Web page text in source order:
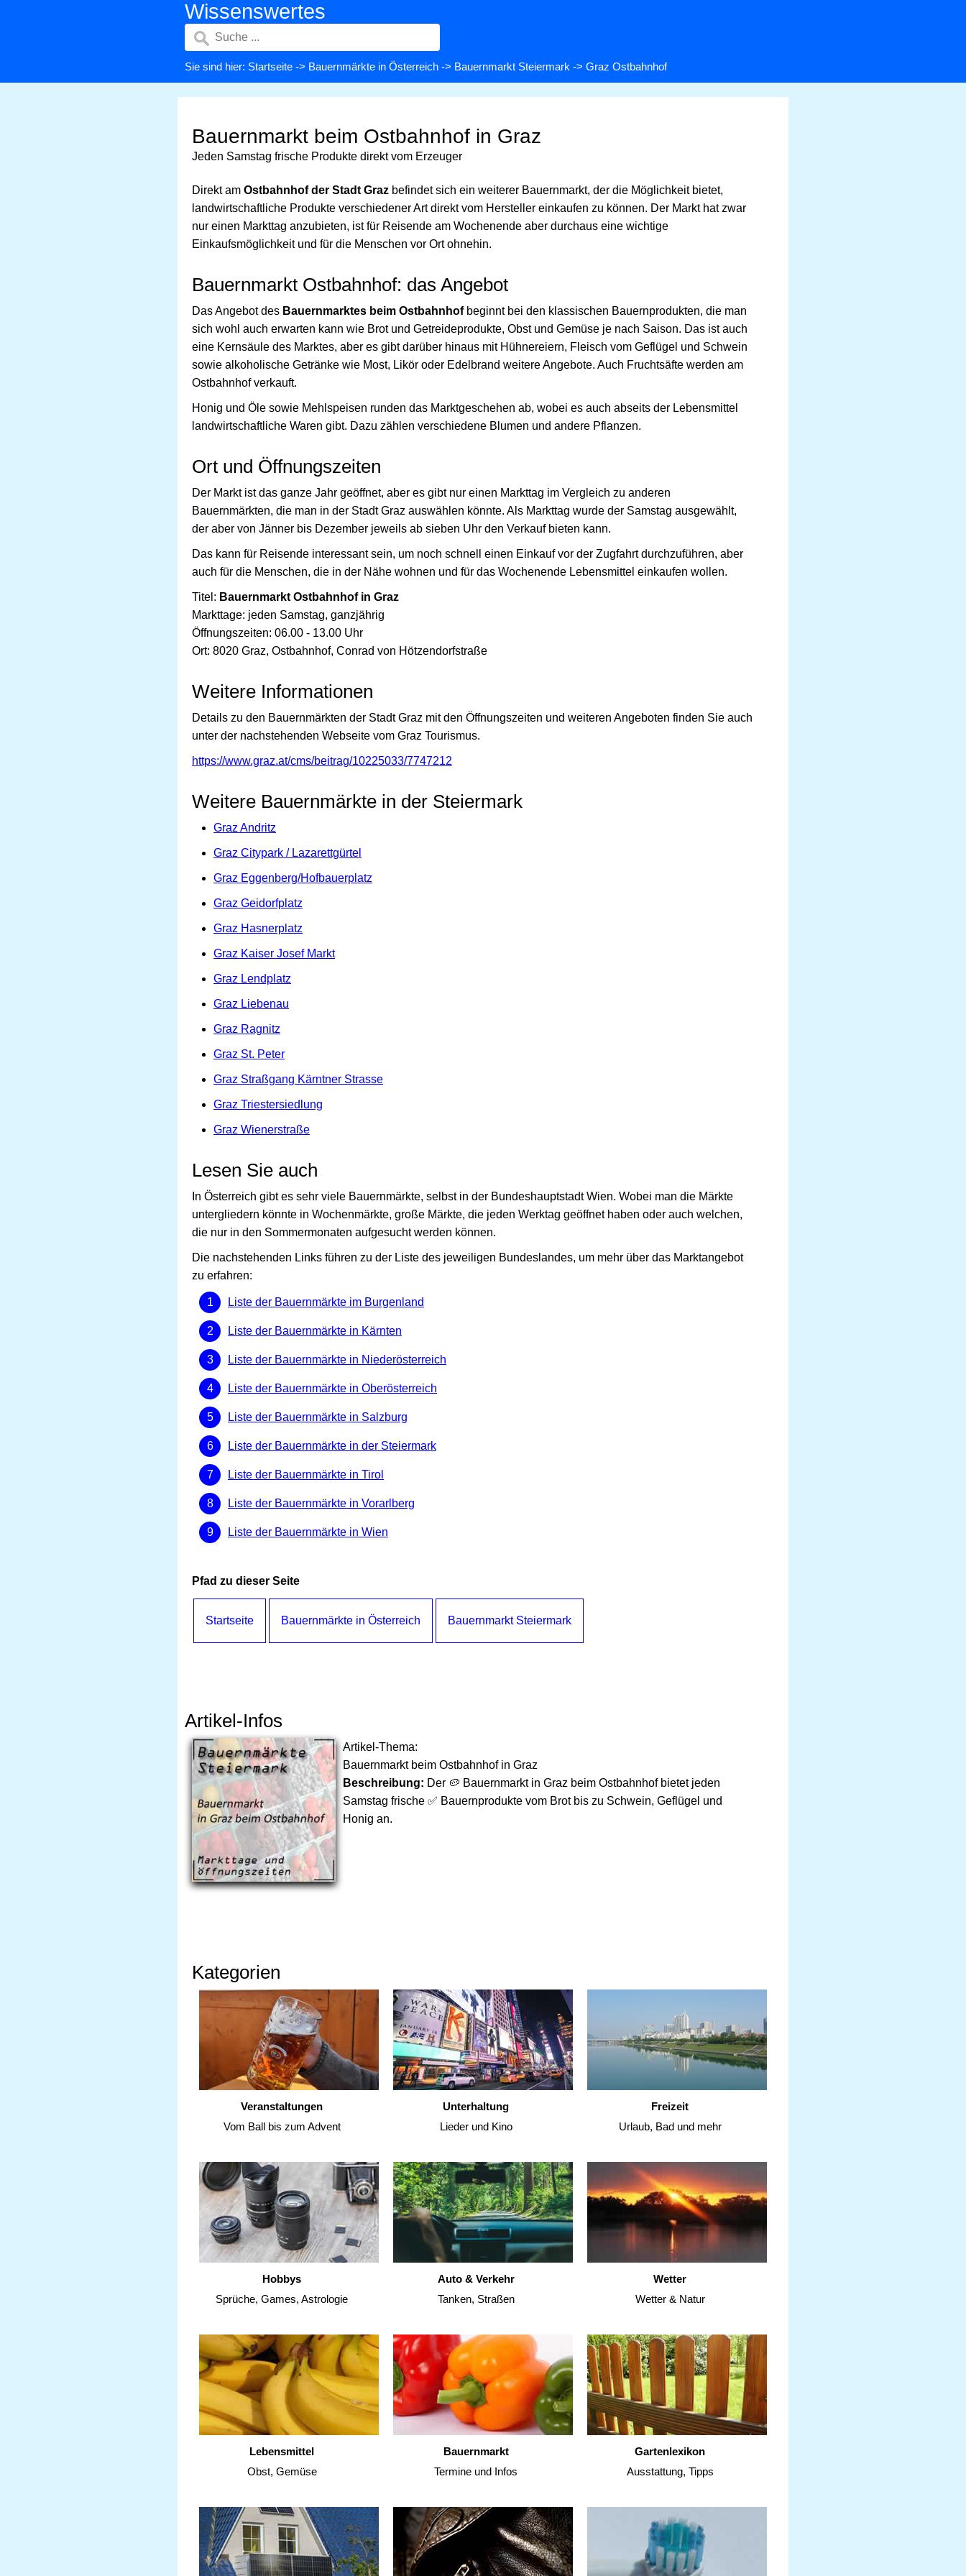
Wissenswertes
Sie sind hier: Startseite -> Bauernmärkte in Österreich -> Bauernmarkt Steiermark -> Graz Ostbahnhof
Bauernmarkt beim Ostbahnhof in Graz
Jeden Samstag frische Produkte direkt vom Erzeuger
Direkt am Ostbahnhof der Stadt Graz befindet sich ein weiterer Bauernmarkt, der die Möglichkeit bietet,
landwirtschaftliche Produkte verschiedener Art direkt vom Hersteller einkaufen zu können. Der Markt hat zwar
nur einen Markttag anzubieten, ist für Reisende am Wochenende aber durchaus eine wichtige
Einkaufsmöglichkeit und für die Menschen vor Ort ohnehin.
Bauernmarkt Ostbahnhof: das Angebot
Das Angebot des Bauernmarktes beim Ostbahnhofbeginnt bei den klassischen Bauernprodukten, die man
sich wohl auch erwarten kann wie Brot und Getreideprodukte, Obst und Gemüse je nach Saison. Das ist auch
eine Kernsäule des Marktes, aber es gibt darüber hinaus mit Hühnereiern, Fleisch vom Geflügel und Schwein
sowie alkoholische Getränke wie Most, Likör oder Edelbrand weitere Angebote. Auch Fruchtsäfte werden am
Ostbahnhof verkauft.
Honig und Öle sowie Mehlspeisen runden das Marktgeschehen ab, wobei es auch abseits der Lebensmittel
landwirtschaftliche Waren gibt. Dazu zählen verschiedene Blumen und andere Pflanzen.
Ort und Öffnungszeiten
Der Markt ist das ganze Jahr geöffnet, aber es gibt nur einen Markttag im Vergleich zu anderen
Bauernmärkten, die man in der Stadt Graz auswählen könnte. Als Markttag wurde der Samstag ausgewählt,
der aber von Jänner bis Dezember jeweils ab sieben Uhr den Verkauf bieten kann.
Das kann für Reisende interessant sein, um noch schnell einen Einkauf vor der Zugfahrt durchzuführen, aber
auch für die Menschen, die in der Nähe wohnen und für das Wochenende Lebensmittel einkaufen wollen.
Titel: Bauernmarkt Ostbahnhof in Graz
Markttage: jeden Samstag, ganzjährig
Öffnungszeiten: 06.00 - 13.00 Uhr
Ort: 8020 Graz, Ostbahnhof, Conrad von Hötzendorfstraße
Weitere Informationen
Details zu den Bauernmärkten der Stadt Graz mit den Öffnungszeiten und weiteren Angeboten finden Sie auch
unter der nachstehenden Webseite vom Graz Tourismus.
https://www.graz.at/cms/beitrag/10225033/7747212
Weitere Bauernmärkte in der Steiermark
Graz Andritz
Graz Citypark / Lazarettgürtel
Graz Eggenberg/Hofbauerplatz
Graz Geidorfplatz
Graz Hasnerplatz
Graz Kaiser Josef Markt
Graz Lendplatz
Graz Liebenau
Graz Ragnitz
Graz St. Peter
Graz Straßgang Kärntner Strasse
Graz Triestersiedlung
Graz Wienerstraße
Lesen Sie auch
In Österreich gibt es sehr viele Bauernmärkte, selbst in der Bundeshauptstadt Wien. Wobei man die Märkte
untergliedern könnte in Wochenmärkte, große Märkte, die jeden Werktag geöffnet haben oder auch welchen,
die nur in den Sommermonaten aufgesucht werden können.
Die nachstehenden Links führen zu der Liste des jeweiligen Bundeslandes, um mehr über das Marktangebot
zu erfahren:
Liste der Bauernmärkte im Burgenland
Liste der Bauernmärkte in Kärnten
Liste der Bauernmärkte in Niederösterreich
Liste der Bauernmärkte in Oberösterreich
Liste der Bauernmärkte in Salzburg
Liste der Bauernmärkte in der Steiermark
Liste der Bauernmärkte in Tirol
Liste der Bauernmärkte in Vorarlberg
Liste der Bauernmärkte in Wien
Pfad zu dieser Seite
Startseite Bauernmärkte in Österreich Bauernmarkt Steiermark
Artikel-Infos
Artikel-Thema:
Bauernmarkt beim Ostbahnhof in Graz
Beschreibung: Der 🥔 Bauernmarkt in Graz beim Ostbahnhof bietet jeden
Samstag frische ✅ Bauernprodukte vom Brot bis zu Schwein, Geflügel und
Honig an.
Kategorien
Veranstaltungen
Vom Ball bis zum Advent
Unterhaltung
Lieder und Kino
Freizeit
Urlaub, Bad und mehr
Hobbys
Sprüche, Games, Astrologie
Auto & Verkehr
Tanken, Straßen
Wetter
Wetter & Natur
Lebensmittel
Obst, Gemüse
Bauernmarkt
Termine und Infos
Gartenlexikon
Ausstattung, Tipps